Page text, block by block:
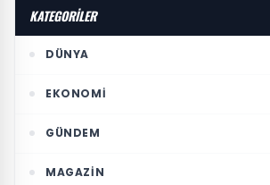
KATEGORİLER
DÜNYA
EKONOMI
GÜNDEM
MAGAZIN